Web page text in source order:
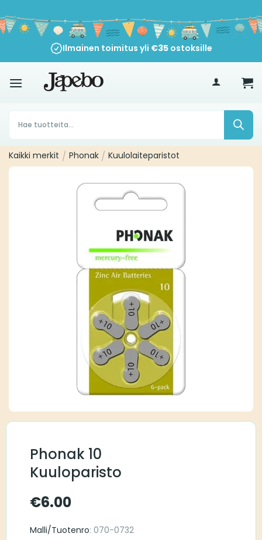
sisältöön
Ilmainen toimitus yli €35ostoksille
30 päivän peruutusoikeus
Products
search
Kaikki merkit / Phonak / Kuulolaiteparistot
Phonak 10
Kuuloparisto
€6.00
Malli/Tuotenro: 070-0732